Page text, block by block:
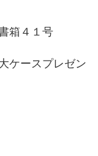
箱４１号
ケースプレゼン